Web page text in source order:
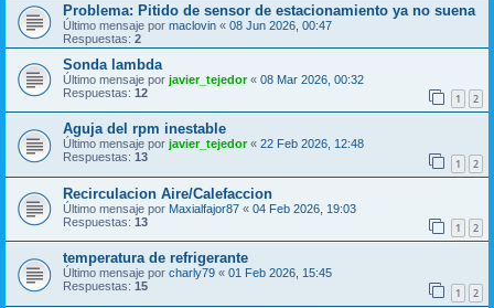
Problema: Pitido de sensor de estacionamiento ya no suena
Último mensaje por maclovin « 08 Jun 2026, 00:47
Respuestas: 2
Sonda lambda
Último mensaje por javier_tejedor« 08 Mar 2026, 00:32
Respuestas: 12 1 2
Aguja del rpm inestable
Último mensaje por javier_tejedor« 22 Feb 2026, 12:48
Respuestas: 13 1 2
Recirculacion Aire/Calefaccion
Último mensaje por Maxialfajor87 « 04 Feb 2026, 19:03
Respuestas: 13 1 2
temperatura de refrigerante
Último mensaje por charly79 « 01 Feb 2026, 15:45
Respuestas: 15 1 2